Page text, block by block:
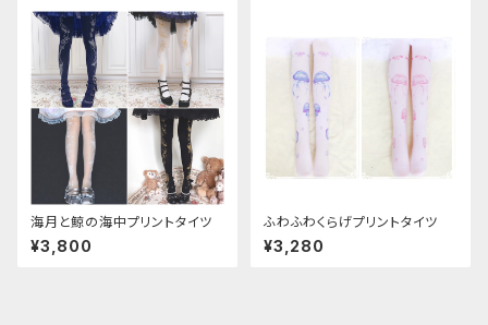
海月と鯨の海中プリントタイツ
¥3,800
ふわふわくらげプリントタイツ
¥3,280